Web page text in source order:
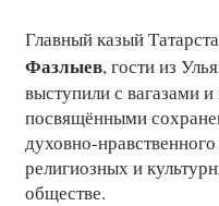
Главный казый
Фазлыев, гости из
выступили с вагазами
посвящёнными
духовно-
религиозных и
обществе.